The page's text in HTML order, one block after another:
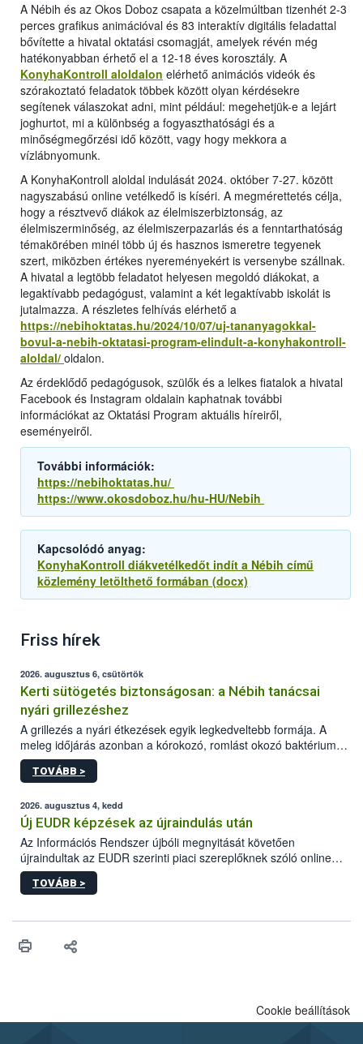
A Nébih és az Okos Doboz csapata a közelmúltban tizenhét 2-3
perces grafikus animációval és 83 interaktív digitális feladattal
bővítette a hivatal oktatási csomagját, amelyek révén még
hatékonyabban érhető el a 12-18 éves korosztály. A
KonyhaKontroll aloldalon elérhető animációs videók és
szórakoztató feladatok többek között olyan kérdésekre
segítenek válaszokat adni, mint például: megehetjük-e a lejárt
joghurtot, mi a különbség a fogyaszthatósági és a
minőségmegőrzési idő között, vagy hogy mekkora a
vízlábnyomunk.
A KonyhaKontroll aloldal indulását 2024. október 7-27. között
nagyszabású online vetélkedő is kíséri. A megmérettetés célja,
hogy a résztvevő diákok az élelmiszerbiztonság, az
élelmiszerminőség, az élelmiszerpazarlás és a fenntarthatóság
témakörében minél több új és hasznos ismeretre tegyenek
szert, miközben értékes nyereményekért is versenybe szállnak.
A hivatal a legtöbb feladatot helyesen megoldó diákokat, a
legaktívabb pedagógust, valamint a két legaktívabb iskolát is
jutalmazza. A részletes felhívás elérhető a
https://nebihoktatas.hu/2024/10/07/uj-tananyagokkal-
bovul-a-nebih-oktatasi-program-elindult-a-konyhakontroll-
aloldal/ oldalon.
Az érdeklődő pedagógusok, szülők és a lelkes fiatalok a hivatal
Facebook és Instagram oldalain kaphatnak további
információkat az Oktatási Program aktuális híreiről,
eseményeiről.
További információk:
https://nebihoktatas.hu/
https://www.okosdoboz.hu/hu-HU/Nebih
Kapcsolódó anyag:
KonyhaKontroll diákvetélkedőt indít a Nébih című
közlemény letölthető formában (docx)
Friss hírek
2026. augusztus 6, csütörtök
Kerti sütögetés biztonságosan: a Nébih tanácsai
nyári grillezéshez
A grillezés a nyári étkezések egyik legkedveltebb formája. A
meleg időjárás azonban a kórokozó, romlást okozó baktériumok
gyorsabb szaporodásának is kedvez. A szabadtéri sütögetés
ezért nem csupán a megfelelő sütési technikáról szól: legalább
higiéniai szabályok betartása, a megfelelő hőkezelés, valamint a
maradékok szakszerű tárolása. A Nemzeti Élelmiszerlánc-
biztonsági Hivatal (Nébih) Oktatási Programja összegyűjtötte a
biztonságos grillezés legfontosabb tudnivalóit.
TOVÁBB >
2026. augusztus 4, kedd
Új EUDR képzések az újraindulás után
Az Információs Rendszer újbóli megnyitását követően
újraindultak az EUDR szerinti piaci szereplőknek szóló online
képzések.
TOVÁBB >
Cookie beállítások